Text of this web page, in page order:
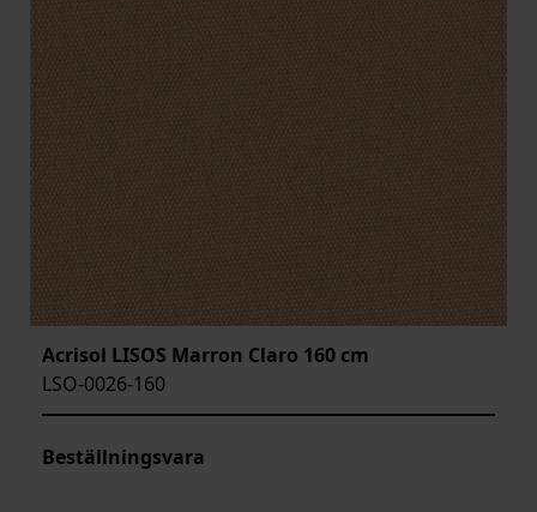
Acrisol LISOS Marron Claro 160 cm
LSO-0026-160
Beställningsvara